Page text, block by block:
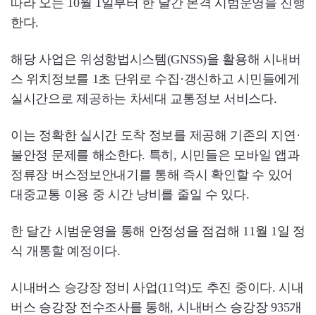
한다.
해당 사업은 위성항법시스템(GNSS)을 활용해 시내버
스 위치정보를 1초 단위로 수집·갱신하고 시민들에게
실시간으로 제공하는 차세대 교통정보 서비스다.
이는 정확한 실시간 도착 정보를 제공해 기존의 지연·
불안정 문제를 해소한다. 특히, 시민들은 모바일 앱과
정류장 버스정보안내기를 통해 즉시 확인할 수 있어
대중교통 이용 중 시간 낭비를 줄일 수 있다.
한 달간 시범운영을 통해 안정성을 점검해 11월 1일 정
식 개통할 예정이다.
시내버스 승강장 정비 사업(11억)도 추진 중이다. 시내
버스 승강장 전수조사를 통해, 시내버스 승강장 935개